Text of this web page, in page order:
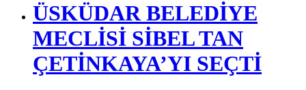
ÜSKÜDAR BELEDİYE
MECLİSİ SİBEL TAN
ÇETİNKAYA’YI SEÇTİ